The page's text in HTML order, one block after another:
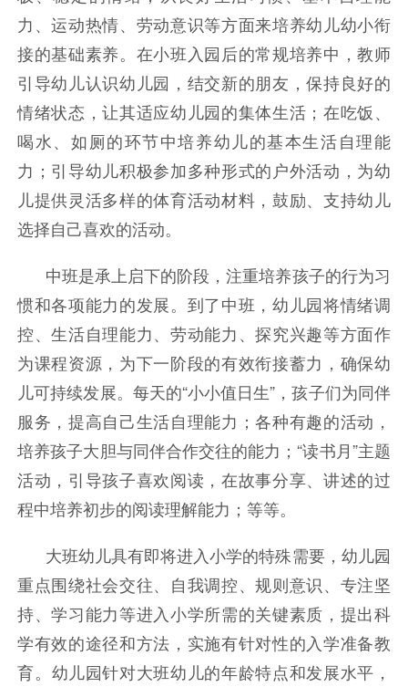
力、运动热情、劳动意识等方面来培养幼儿幼小衔
接的基础素养。 在小班入园后的常规培养中，教师
引导幼儿认识幼儿园，结交新的朋友，保持良好的
情绪状态，让其适应幼儿园的集体生活；在吃饭、
喝水、如厕的环节中培养幼儿的基本生活自理能
力；引导幼儿积极参加多种形式的户外活动，为幼
儿提供灵活多样的体育活动材料，鼓励、支持幼儿
选择自己喜欢的活动。
中班是承上启下的阶段，注重培养孩子的行为习
惯和各项能力的发展。到了中班，幼儿园将情绪调
控、生活自理能力、劳动能力、探究兴趣等方面作
为课程资源，为下一阶段的有效衔接蓄力，确保幼
儿可持续发展。 每天的“小小值日生”，孩子们为同伴
服务，提高自己生活自理能力；各种有趣的活动，
培养孩子大胆与同伴合作交往的能力；“读书月”主题
活动，引导孩子喜欢阅读，在故事分享、讲述的过
程中培养初步的阅读理解能力；等等。
大班幼儿具有即将进入小学的特殊需要，幼儿园
重点围绕社会交往、自我调控、规则意识、专注坚
持、学习能力等进入小学所需的关键素质，提出科
学有效的途径和方法，实施有针对性的入学准备教
育。 幼儿园针对大班幼儿的年龄特点和发展水平，